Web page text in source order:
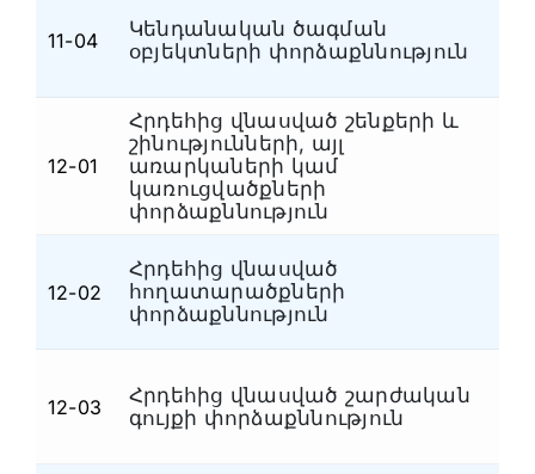
11-04
Կենդանական ծագման
օբյեկտների փորձաքննություն
12-01
Հրդեհից վնասված շենքերի և
շինությունների, այլ
առարկաների կամ
կառուցվածքների
փորձաքննություն
12-02
Հրդեհից վնասված
հողատարածքների
փորձաքննություն
12-03
Հրդեհից վնասված շարժական
գույքի փորձաքննություն